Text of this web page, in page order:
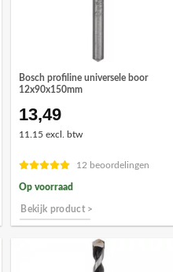
Bosch profiline universele boor
12x90x150mm
13,49
11.15 excl. btw
12 beoordelingen
Op voorraad
Bekijk product >